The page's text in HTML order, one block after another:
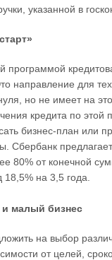
указанной в
программой
направление для
но не имеет на
кредита по этой
бизнес-план или
Сбербанк
80% от конечной
на 3,5 года.
малый бизнес
на выбор
от целей,